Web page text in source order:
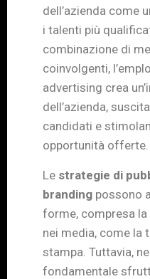
dell’azienda come
i talenti più
combinazione di
coinvolgenti,
advertising crea
dell’azienda,
candidati e
opportunità offerte.
Le strategie di
branding possono
forme, compresa
nei media, come la
stampa. Tuttavia,
fondamentale